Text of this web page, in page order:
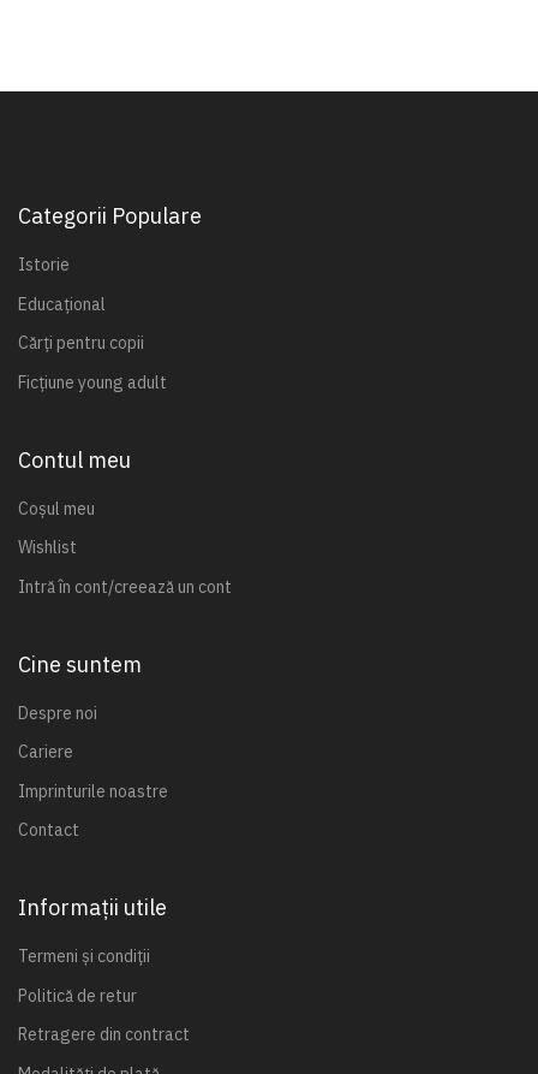
Categorii Populare
Istorie
Educațional
Cărți pentru copii
Ficțiune young adult
Contul meu
Coșul meu
Wishlist
Intră în cont/creează un cont
Cine suntem
Despre noi
Cariere
Imprinturile noastre
Contact
Informații utile
Termeni și condiții
Politică de retur
Retragere din contract